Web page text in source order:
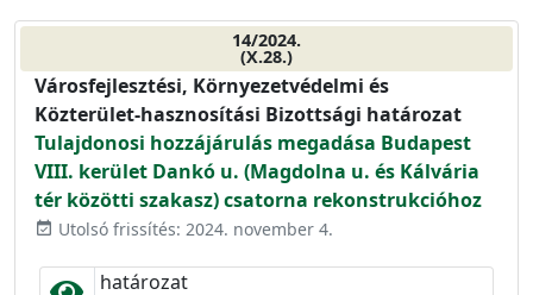
14/2024.
(X.28.)
Városfejlesztési, Környezetvédelmi és
Közterület-hasznosítási Bizottsági határozat
Tulajdonosi hozzájárulás megadása Budapest
VIII. kerület Dankó u. (Magdolna u. és Kálvária
tér közötti szakasz) csatorna rekonstrukcióhoz
event_available Utolsó frissítés: 2024. november 4.
határozat